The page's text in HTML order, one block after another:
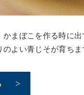
まぼこを作る時に
よい青じそが育ちま